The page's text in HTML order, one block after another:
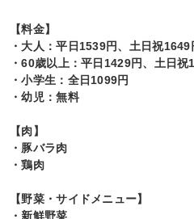
【料金】
・大人：平日1539円、土日祝1649
・60歳以上：平日1429円、土日祝
・小学生：全日1099円
・幼児：無料
【肉】
・豚バラ肉
・鶏肉
【野菜・サイドメニュー】
・新鮮野菜